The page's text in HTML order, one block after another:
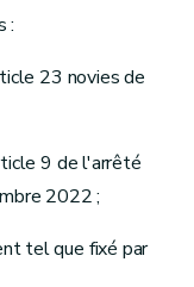
:
23 novies de
9 de l'arrêté
2022 ;
tel que fixé par